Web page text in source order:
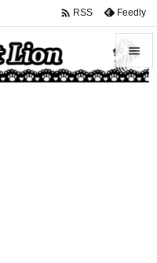


 RSS Feedly